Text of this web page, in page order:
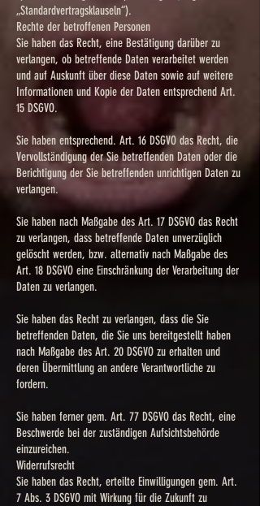
„Standardvertragsklauseln“).
Rechte der betroffenen Personen
Sie haben das Recht, eine Bestätigung darüber zu
verlangen, ob betreffende Daten verarbeitet werden
und auf Auskunft über diese Daten sowie auf weitere
Informationen und Kopie der Daten entsprechend Art.
15 DSGVO.
Sie haben entsprechend. Art. 16 DSGVO das Recht, die
Vervollständigung der Sie betreffenden Daten oder die
Berichtigung der Sie betreffenden unrichtigen Daten zu
verlangen.
Sie haben nach Maßgabe des Art. 17 DSGVO das Recht
zu verlangen, dass betreffende Daten unverzüglich
gelöscht werden, bzw. alternativ nach Maßgabe des
Art. 18 DSGVO eine Einschränkung der Verarbeitung der
Daten zu verlangen.
Sie haben das Recht zu verlangen, dass die Sie
betreffenden Daten, die Sie uns bereitgestellt haben
nach Maßgabe des Art. 20 DSGVO zu erhalten und
deren Übermittlung an andere Verantwortliche zu
fordern.
Sie haben ferner gem. Art. 77 DSGVO das Recht, eine
Beschwerde bei der zuständigen Aufsichtsbehörde
einzureichen.
Widerrufsrecht
Sie haben das Recht, erteilte Einwilligungen gem. Art.
7 Abs. 3 DSGVO mit Wirkung für die Zukunft zu